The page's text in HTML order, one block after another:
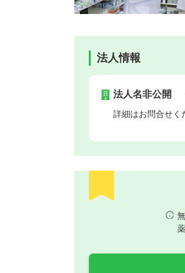
法人情報
法人名非公開
詳細はお問合せく